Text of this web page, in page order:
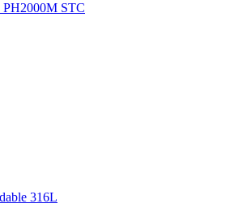
STC
316L